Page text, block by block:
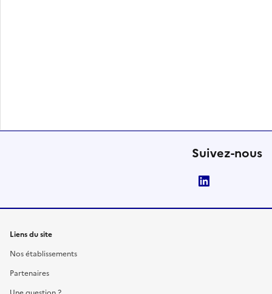
Suivez-nous
Liens du site
Nos établissements
Partenaires